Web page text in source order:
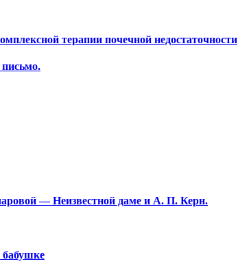
терапии почечной недостаточности
— Неизвестной даме и А. П. Керн.